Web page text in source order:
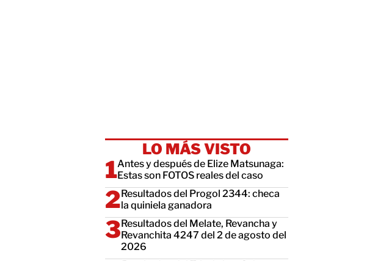
LO MÁS VISTO
Antes y después de Elize Matsunaga:
Estas son FOTOS reales del caso
Resultados del Progol 2344: checa
la quiniela ganadora
Resultados del Melate, Revancha y
Revanchita 4247 del 2 de agosto del
2026